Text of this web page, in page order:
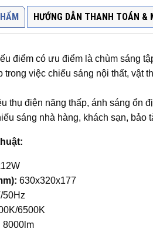
HƯỚNG DẪN THANH TOÁN &
điểm có ưu điểm là chùm sáng
trong việc chiếu sáng nội thất, vật
thụ điện năng thấp, ánh sáng ổn
sáng nhà hàng, khách sạn,
630x320x177
50Hz
6500K
8000lm